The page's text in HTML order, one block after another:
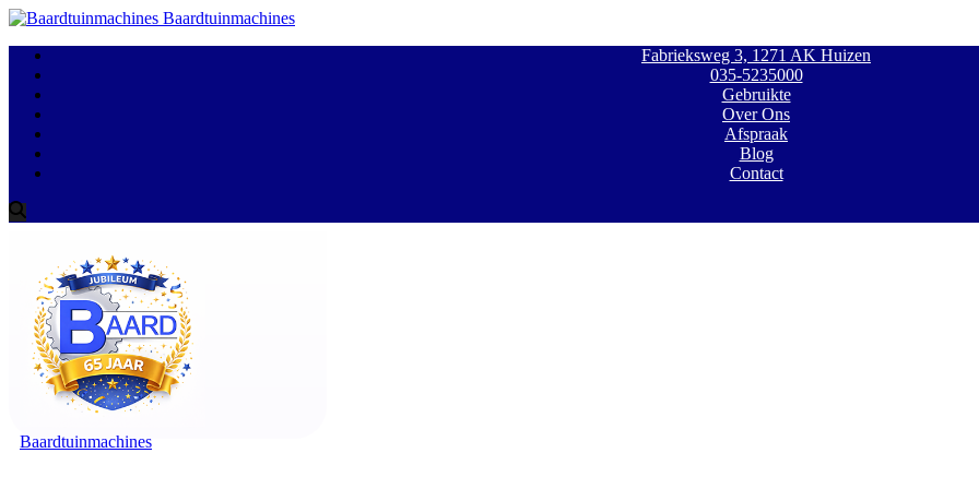
Baardtuinmachines
Fabrieksweg 3, 1271 AK Huizen
035-5235000
Gebruikte
Over Ons
Afspraak
Blog
Contact
Baardtuinmachines